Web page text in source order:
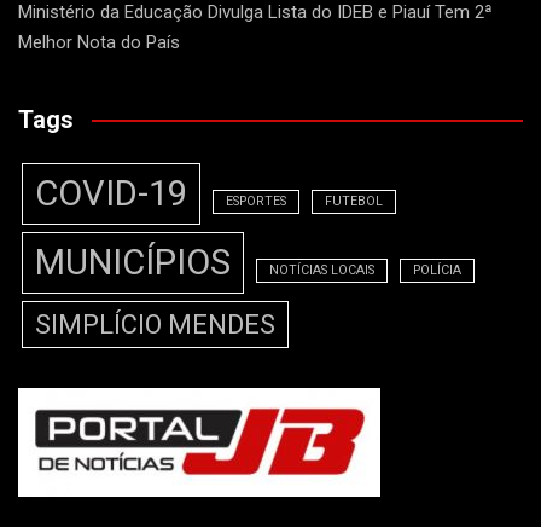
Ministério da Educação Divulga Lista do IDEB e Piauí Tem 2ª
Melhor Nota do País
Tags
COVID-19 ESPORTES FUTEBOL
MUNICÍPIOS NOTÍCIAS LOCAIS POLÍCIA
SIMPLÍCIO MENDES